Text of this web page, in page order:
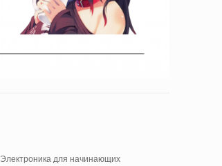
Электроника для начинающих